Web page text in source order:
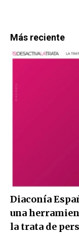
Más reciente
Diaconía
una
la trata de